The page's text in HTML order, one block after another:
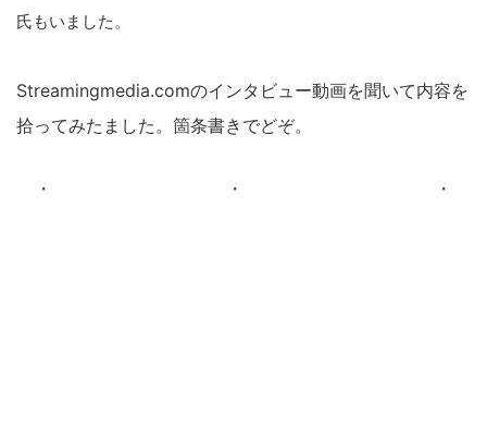
氏もいました。
Streamingmedia.comのインタビュー動画を聞いて内容を
拾ってみたました。箇条書きでどぞ。
・ ・ ・